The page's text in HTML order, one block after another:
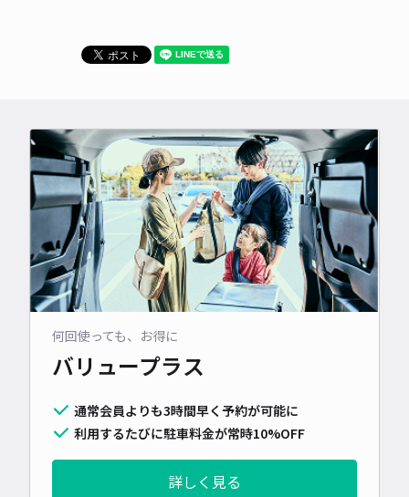
何回使っても、お得に
バリュープラス
通常会員よりも3時間早く予約が可能に
利用するたびに駐車料金が常時10%OFF
詳しく見る